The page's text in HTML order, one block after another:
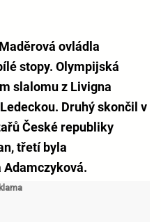
ovládla
stopy. Olympijská
slalomu z Livigna
Druhý skončil v
České republiky
třetí byla
Adamczyková.